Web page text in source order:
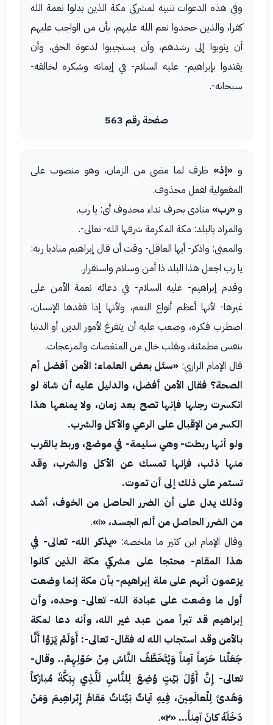
وفي هذه الدعوات تنبيه لمشركي مكة الذين بدلوا نعمة الله
كفرا، والذين جحدوا نعم الله عليهم، بأن من الواجب عليهم
أن يثوبوا إلى رشدهم، وأن يستجيبوا لدعوة الحق، وأن
يقتدوا بإبراهيم- عليه السلام- في إيمانه وشكره لخالقه-
سبحانه-.
صفحة رقم 563
و «إذ» ظرف لما مضى من الزمان، وهو منصوب على
المفعولية لفعل محذوف.
و «رب» منادى بحرف نداء محذوف أى: يا رب.
والمراد بالبلد: مكة المكرمة شرفها الله- تعالى-.
والمعنى: واذكر- أيها العاقل- وقت أن قال إبراهيم مناديا ربه:
يا رب اجعل هذا البلد ذا أمن وسلام واستقرار.
وقدم إبراهيم- عليه السلام- في دعائه نعمة الأمن على
غيرها- لأنها أعظم أنواع النعم، ولأنها إذا فقدها الإنسان،
اضطرب فكره، وصعب عليه أن يتفرغ لأمور الدين أو الدنيا
بنفس مطمئنة، وبقلب خال من المتغصات والمزعجات.
قال الإمام الرازي: «سئل بعض العلماء: الأمن أفضل أم
الصحة؟ فقال الأمن أفضل، والدليل عليه أن شاة لو
انكسرت رجلها فإنها تصح بعد زمان، ولا يمنعها هذا
الكسر من الإقبال على الرعي والأكل والشرب.
ولو أنها ربطت- وهي سليمة- في موضع، وربط بالقرب
منها ذئب، فإنها تمسك عن الأكل والشرب، وقد
تستمر على ذلك إلى أن تموت.
وذلك يدل على أن الضرر الحاصل من الخوف، أشد
من الضرر الحاصل من ألم الجسد، «١» .
وقال الإمام ابن كثير ما ملخصه: «يذكر الله- تعالى- في
هذا المقام- محتجا على مشركي مكة الذين كانوا
يزعمون أنهم على ملة إبراهيم- بأن مكة إنما وضعت
أول ما وضعت على عبادة الله- تعالى- وحده، وأن
إبراهيم قد تبرأ ممن عبد غير الله، وأنه دعا لمكة
بالأمن وقد استجاب الله له فقال- تعالى-: أَوَلَمْ يَرَوْا أَنَّا
جَعَلْنا حَرَماً آمِناً وَيُتَخَطَّفُ النَّاسُ مِنْ حَوْلِهِمْ.. وقال-
تعالى- إِنَّ أَوَّلَ بَيْتٍ وُضِعَ لِلنَّاسِ لَلَّذِي بِبَكَّةَ مُبارَكاً
وَهُدىً لِلْعالَمِينَ، فِيهِ آياتٌ بَيِّناتٌ مَقامُ إِبْراهِيمَ وَمَنْ
دَخَلَهُ كانَ آمِناً... «٢»
.